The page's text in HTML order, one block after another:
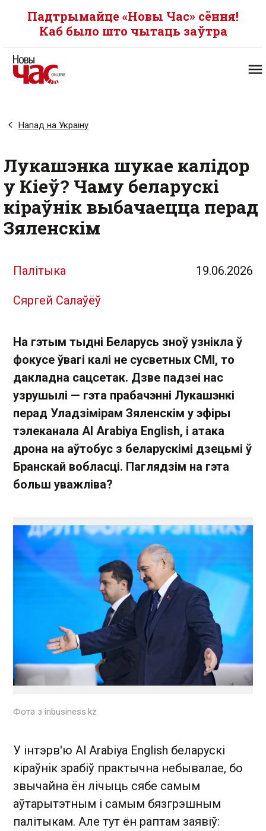
Падтрымайце «Новы Час» сёння!
Каб было што чытаць заўтра
Напад на Украіну
Лукашэнка шукае калідор
у Кіеў? Чаму беларускі
кіраўнік выбачаецца перад
Зяленскім
Палітыка 19.06.2026
Сяргей Салаўёў
На гэтым тыдні Беларусь зноў узнікла ў
фокусе ўвагі калі не сусветных СМІ, то
дакладна сацсетак. Дзве падзеі нас
узрушылі — гэта прабачэнні Лукашэнкі
перад Уладзімірам Зяленскім у эфіры
тэлеканала Al Arabiya English, і атака
дрона на аўтобус з беларускімі дзецьмі ў
Бранскай вобласці. Паглядзім на гэта
больш уважліва?
Фота з inbusiness.kz
У інтэрв'ю Al Arabiya English беларускі
кіраўнік зрабіў практычна небывалае, бо
звычайна ён лічыць сябе самым
аўтарытэтным і самым бязгрэшным
палітыкам. Але тут ён раптам заявіў: